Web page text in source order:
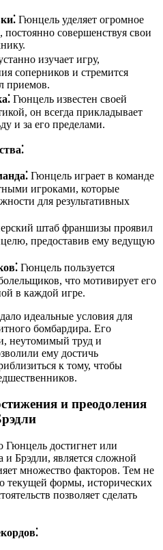
Гюнцель уделяет огромное
совершенствуя свои
изучает игру,
соперников и стремится
приемов.
Гюнцель известен своей
он всегда прикладывает
и за его пределами.
Гюнцель играет в команде
игроками, которые
для результативных
штаб франшизы проявил
предоставив ему ведущую
Гюнцель пользуется
что мотивирует его
в каждой игре.
идеальные условия для
бомбардира. Его
неутомимый труд и
ему достичь
к тому, чтобы
и преодоления
Гюнцель достигнет или
и Брэдли, является сложной
множество факторов. Тем не
текущей формы, исторических
позволяет сделать